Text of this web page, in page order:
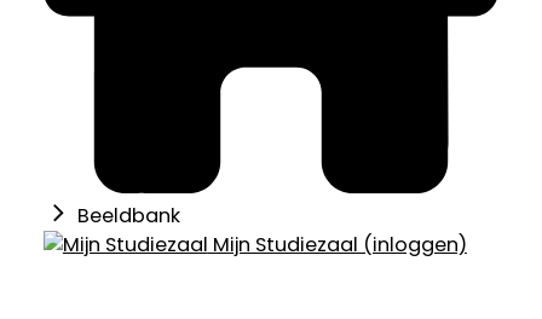
Beeldbank
Mijn Studiezaal (inloggen)